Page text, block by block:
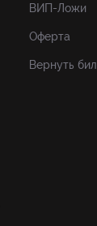
ВИП-Ложи
Оферта
Вернуть